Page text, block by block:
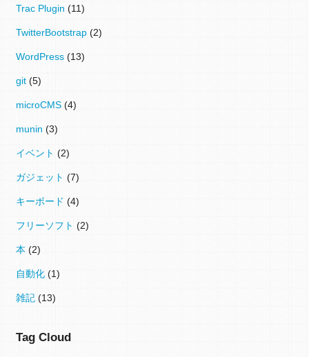
Trac Plugin (11)
TwitterBootstrap (2)
WordPress (13)
git (5)
microCMS (4)
munin (3)
イベント (2)
ガジェット (7)
キーボード (4)
フリーソフト (2)
本 (2)
自動化 (1)
雑記 (13)
Tag Cloud